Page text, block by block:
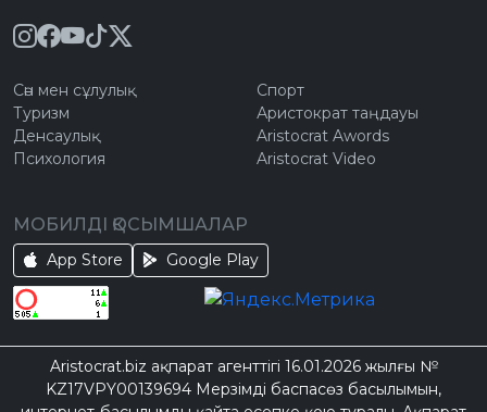
Сән мен сұлулық
Туризм
Денсаулық
Психология
Спорт
Аристократ таңдауы
Aristocrat Awords
Aristocrat Video
МОБИЛДІ ҚОСЫМШАЛАР
App Store Google Play
Aristocrat.biz ақпарат агенттігі 16.01.2026 жылғы №
KZ17VPY00139694 Мерзімді баспасөз басылымын,